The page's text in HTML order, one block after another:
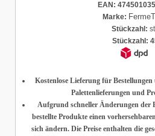
EAN:
Marke:
Stückzahl:
Stückzahl:
Kostenlose Lieferung für Bestellungen
Palettenlieferungen und
Aufgrund schneller Änderungen der
bestellte Produkte einen
sich ändern. Die Preise enthalten die